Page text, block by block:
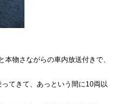
本物さながらの車内放送付きで、
てきて、あっという間に10両以